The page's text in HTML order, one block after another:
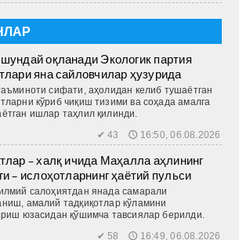
оқланади Экологик партия
яна сайловчилар ҳузурида
сифати, аҳолидан келиб тушаётган
кўриб чиқиш тизими ва соҳада амалга
ишлар таҳлил қилинди.
✔ 43 🕔 16:50, 06.08.2026
– халқ ичида Маҳалла аҳлининг
– ислоҳотларнинг ҳаётий пульси
салоҳиятдан янада самарали
амалий тадқиқотлар кўламини
юзасидан қўшимча тавсиялар берилди.
✔ 58 🕔 16:49, 06.08.2026